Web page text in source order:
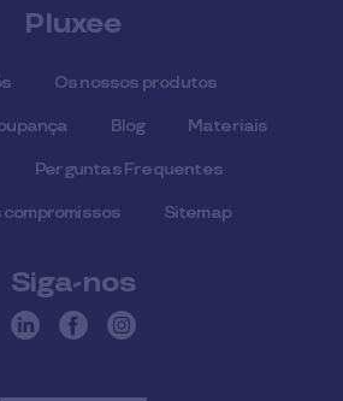
Pluxee
Os nossos produtos
Blog Materiais
Perguntas Frequentes
compromissos Sitemap
Siga-nos